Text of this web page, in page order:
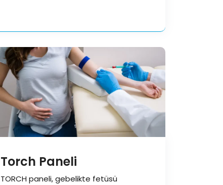
Torch Paneli
TORCH paneli, gebelikte fetüsü